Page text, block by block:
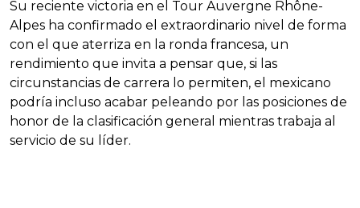
Su reciente victoria en el Tour Auvergne Rhône-
Alpes ha confirmado el extraordinario nivel de forma
con el que aterriza en la ronda francesa, un
rendimiento que invita a pensar que, si las
circunstancias de carrera lo permiten, el mexicano
podría incluso acabar peleando por las posiciones de
honor de la clasificación general mientras trabaja al
servicio de su líder.